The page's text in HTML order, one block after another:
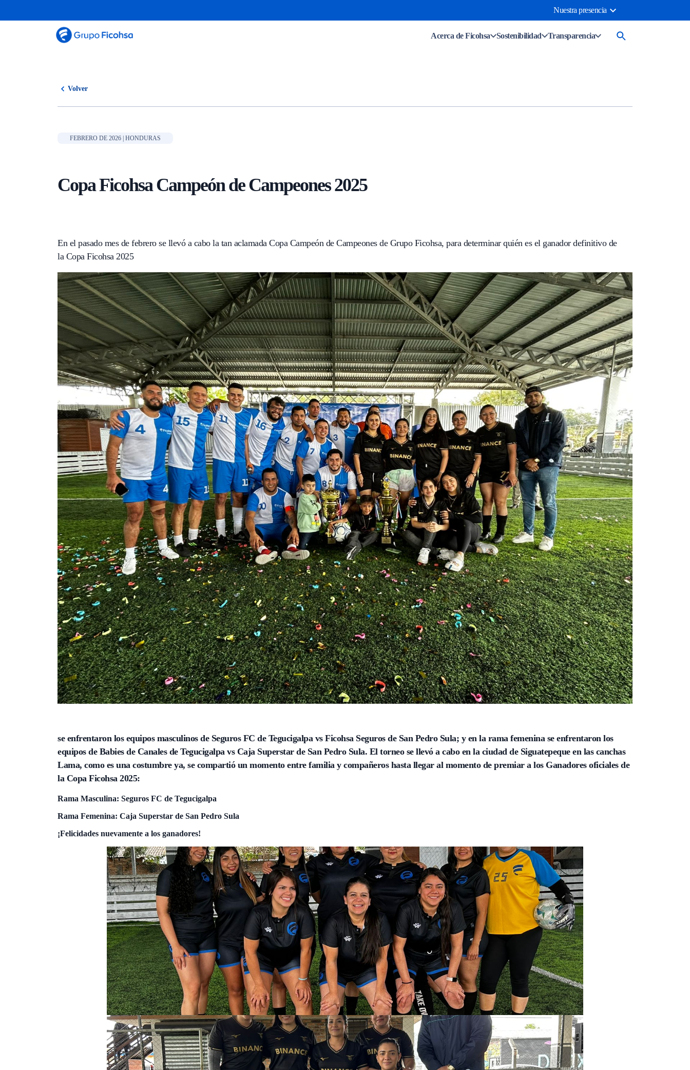
Nuestra presencia
Acerca de Ficohsa Sostenibilidad Transparencia
Volver
FEBRERO DE 2026 | HONDURAS
Copa Ficohsa Campeón de Campeones 2025
En el pasado mes de febrero se llevó a cabo la tan aclamada Copa Campeón de Campeones de Grupo Ficohsa, para determinar quién es el ganador definitivo de
la Copa Ficohsa 2025
se enfrentaron los equipos masculinos de Seguros FC de Tegucigalpa vs Ficohsa Seguros de San Pedro Sula; y en la rama femenina se enfrentaron los
equipos de Babies de Canales de Tegucigalpa vs Caja Superstar de San Pedro Sula. El torneo se llevó a cabo en la ciudad de Siguatepeque en las canchas
Lama, como es una costumbre ya, se compartió un momento entre familia y compañeros hasta llegar al momento de premiar a los Ganadores oficiales de
la Copa Ficohsa 2025:
Rama Masculina: Seguros FC de Tegucigalpa
Rama Femenina: Caja Superstar de San Pedro Sula
¡Felicidades nuevamente a los ganadores!